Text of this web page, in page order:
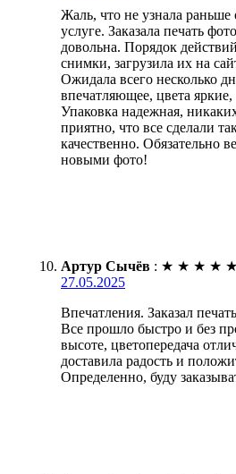
Жаль, что не узнала раньше
услуге. Заказала печать
довольна. Порядок
снимки, загрузила их на
Ожидала всего несколько
впечатляющее, цвета
Упаковка надежная,
приятно, что все сделали
качественно. Обязательно
новыми фото!
Артур Сычёв : ★ ★ ★ ★ ★
27.05.2025
Впечатления. Заказал
Все прошло быстро и без
высоте, цветопередача
доставила радость и
Определенно, буду